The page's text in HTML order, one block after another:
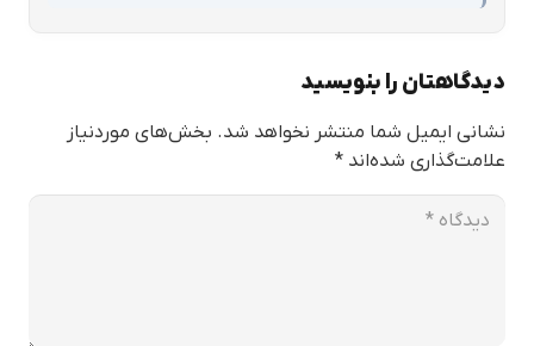
دیدگاهتان را بنویسید
نشانی ایمیل شما منتشر نخواهد شد. بخش‌های موردنیاز
علامت‌گذاری شده‌اند *